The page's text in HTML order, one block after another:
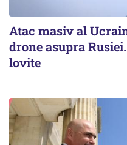
Atac masiv al
drone asupra
lovite